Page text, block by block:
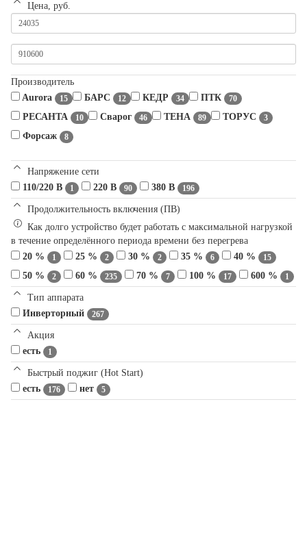
Цена, руб.
Производитель
Aurora
15 БАРС 12 КЕДР 34 ПТК 70
РЕСАНТА 10 Сварог 46 ТЕНА 89 ТОРУС 3
Форсаж 8
Напряжение сети
110/220 В
1 220 В 90 380 В 196
Продолжительность включения (ПВ)
Как долго устройство будет работать с максимальной нагрузкой
в течение определённого периода времени без перегрева
20 %
1 25 % 2 30 % 2 35 % 6 40 % 15
50 % 2 60 % 235 70 % 7 100 % 17 600 % 1
Тип аппарата
Инверторный
267
Акция
есть
1
Быстрый поджиг (Hot Start)
есть
176 нет 5